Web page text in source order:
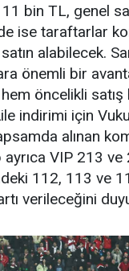
bin TL, genel
ise taraftarlar
alabilecek.
önemli bir
öncelikli
indirimi için
alınan
VIP 213
112, 113 ve
verileceğini